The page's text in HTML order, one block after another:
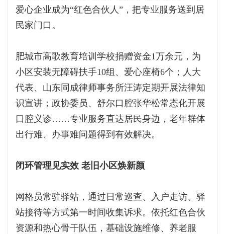
爱心企业成为“红色合伙人”，把专业服务送到居
民家门口。
肥城市高歌教育培训学校捐赠资金1万余元，为
小区安装无障碍扶手10组、爱心座椅6个；人大
代表、山东同成律师事务所汪涛定期开展法律知
识宣讲；政协委员、舒尔口腔张华松常态化开展
口腔义诊……专业服务直达居民身边，老年群体
出行难、办事难问题得到有效解决。
闭环管理见实效 老旧小区焕新颜
网格员常驻驿站，通过日常巡查、入户走访、驿
站接待等方式第一时间收集诉求。依托红色合伙
资源和热心骨干队伍，基础设施维修、养老服